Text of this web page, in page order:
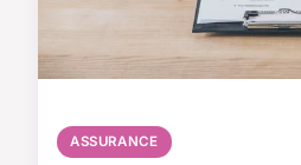
ASSURANCE